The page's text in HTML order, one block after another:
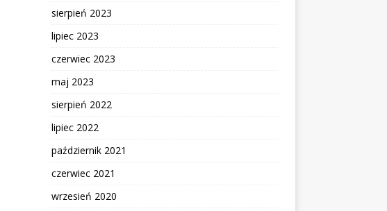
sierpień 2023
lipiec 2023
czerwiec 2023
maj 2023
sierpień 2022
lipiec 2022
październik 2021
czerwiec 2021
wrzesień 2020